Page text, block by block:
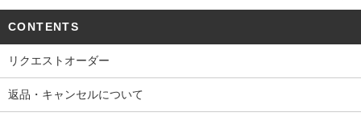
CONTENTS
リクエストオーダー
返品・キャンセルについて